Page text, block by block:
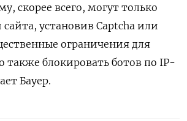
скорее всего, могут только
установив Captcha или
ограничения для
также блокировать ботов по IP-
Бауер.